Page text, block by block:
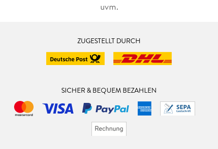
uvm.
ZUGESTELLT DURCH
SICHER & BEQUEM BEZAHLEN